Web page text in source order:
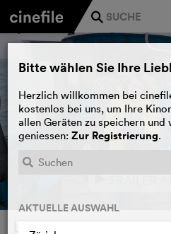
j
TRAILER
La chambre des
Bitte wählen Sie Ihre
Herzlich willkommen bei
kostenlos bei uns, um Ihre
allen Geräten zu speichern
geniessen: Zur Registrierung.
AKTUELLE AUSWAHL